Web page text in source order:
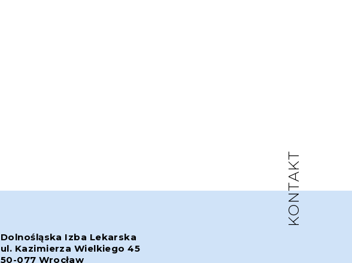
KONTAKT
Dolnośląska Izba Lekarska
ul. Kazimierza Wielkiego 45
50-077 Wrocław